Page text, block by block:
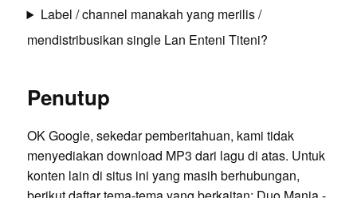
Label / channel manakah yang merilis /
mendistribusikan single Lan Enteni Titeni?
Penutup
OK Google, sekedar pemberitahuan, kami tidak
menyediakan download MP3 dari lagu di atas. Untuk
konten lain di situs ini yang masih berhubungan,